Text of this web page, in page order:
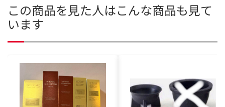
この商品を見た人はこんな商品も見て
います